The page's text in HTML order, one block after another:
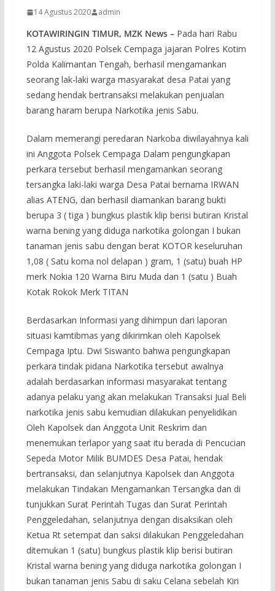
14 Agustus 2020 admin
KOTAWIRINGIN TIMUR, MZK News – Pada hari Rabu
12 Agustus 2020 Polsek Cempaga jajaran Polres Kotim
Polda Kalimantan Tengah, berhasil mengamankan
seorang lak-laki warga masyarakat desa Patai yang
sedang hendak bertransaksi melakukan penjualan
barang haram berupa Narkotika jenis Sabu.
Dalam memerangi peredaran Narkoba diwilayahnya kali
ini Anggota Polsek Cempaga Dalam pengungkapan
perkara tersebut berhasil mengamankan seorang
tersangka laki-laki warga Desa Patai bernama IRWAN
alias ATENG, dan berhasil diamankan barang bukti
berupa 3 ( tiga ) bungkus plastik klip berisi butiran Kristal
warna bening yang diduga narkotika golongan I bukan
tanaman jenis sabu dengan berat KOTOR keseluruhan
1,08 ( Satu koma nol delapan ) gram, 1 (satu) buah HP
merk Nokia 120 Warna Biru Muda dan 1 (satu ) Buah
Kotak Rokok Merk TITAN
Berdasarkan Informasi yang dihimpun dari laporan
situasi kamtibmas yang dikirimkan oleh Kapolsek
Cempaga Iptu. Dwi Siswanto bahwa pengungkapan
perkara tindak pidana Narkotika tersebut awalnya
adalah berdasarkan informasi masyarakat tentang
adanya pelaku yang akan melakukan Transaksi Jual Beli
narkotika jenis sabu kemudian dilakukan penyelidikan
Oleh Kapolsek dan Anggota Unit Reskrim dan
menemukan terlapor yang saat itu berada di Pencucian
Sepeda Motor Milik BUMDES Desa Patai, hendak
bertransaksi, dan selanjutnya Kapolsek dan Anggota
melakukan Tindakan Mengamankan Tersangka dan di
tunjukkan Surat Perintah Tugas dan Surat Perintah
Penggeledahan, selanjutnya dengan disaksikan oleh
Ketua Rt setempat dan saksi dilakukan Penggeledahan
ditemukan 1 (satu) bungkus plastik klip berisi butiran
Kristal warna bening yang diduga narkotika golongan I
bukan tanaman jenis Sabu di saku Celana sebelah Kiri